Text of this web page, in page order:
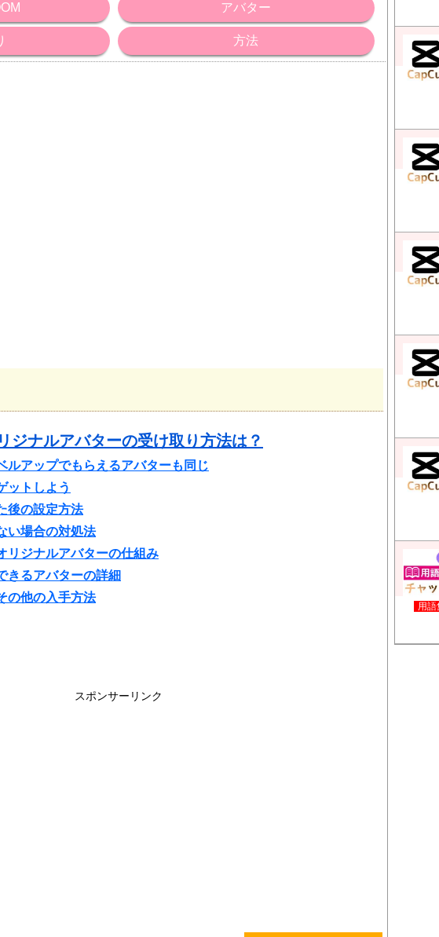
アバター
方法
ジナルアバターの受け取り方法は？
ルアップでもらえるアバターも同じ
ットしよう
後の設定方法
い場合の対処法
リジナルアバターの仕組み
きるアバターの詳細
の他の入手方法
スポンサーリンク
用語